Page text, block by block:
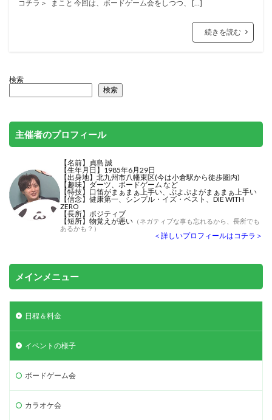
コチラ＞ まこと 今回は、ボードゲーム会をしつつ、 […]
続きを読む
検索
検索
主催者のプロフィール
【名前】貞島 誠
【生年月日】1985年6月29日
【出身地】北九州市八幡東区(今は小倉駅から徒歩圏内)
【趣味】ダーツ、ボードゲーム など
【特技】 口笛がまぁまぁ上手い 、ぷよぷよがまぁまぁ上手い
【信念】健康第一、シンプル・イズ・ベスト、DIE WITH
ZERO
【長所】ポジティブ
【短所】物覚えが悪い （ネガティブな事も忘れるから、長所でも
あるかも？）
＜詳しいプロフィールはコチラ＞
メインメニュー
日程＆料金
イベントの様子
ボードゲーム会
カラオケ会